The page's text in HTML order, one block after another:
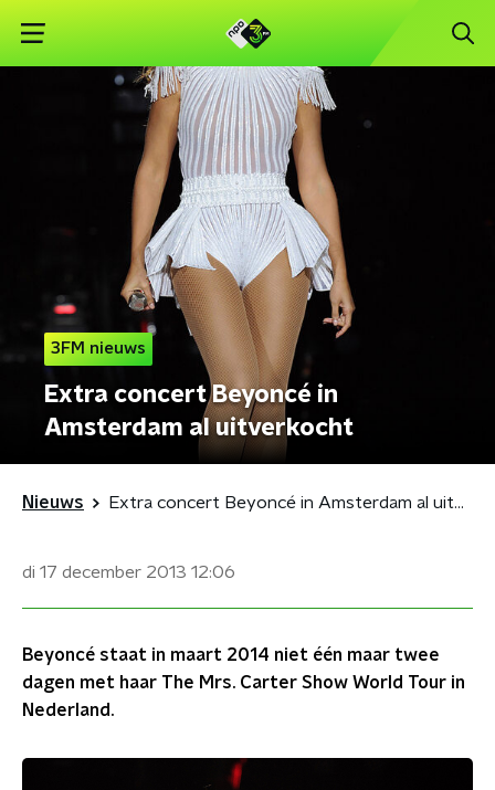
3FM nieuws
Extra concert Beyoncé in
Amsterdam al uitverkocht
Nieuws Extra concert Beyoncé in Amsterdam al uitverkocht
di 17 december 2013 12:06
Beyoncé staat in maart 2014 niet één maar twee
dagen met haar The Mrs. Carter Show World Tour in
Nederland.